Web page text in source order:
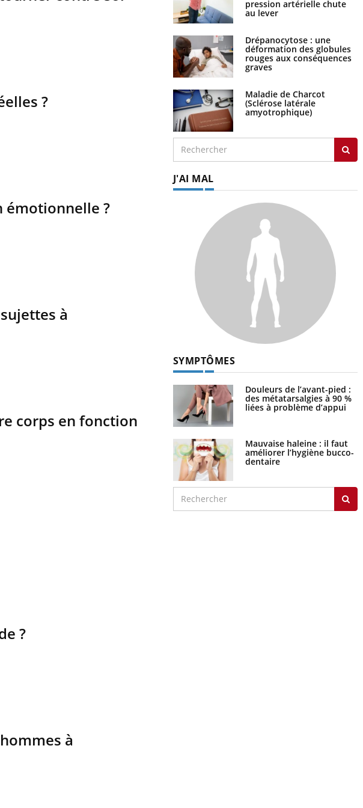
?
émotionnelle ?
à
corps en fonction
?
à
pression artérielle chute
au lever
Drépanocytose : une
déformation des globules
rouges aux conséquences
graves
Maladie de Charcot
(Sclérose latérale
amyotrophique)
J'AI MAL
SYMPTÔMES
Douleurs de l’avant-pied :
des métatarsalgies à 90 %
liées à problème d’appui
Mauvaise haleine : il faut
améliorer l’hygiène bucco-
dentaire